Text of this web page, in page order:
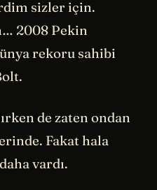
sizler için.
2008 Pekin
rekoru sahibi
de zaten ondan
Fakat hala
vardı.